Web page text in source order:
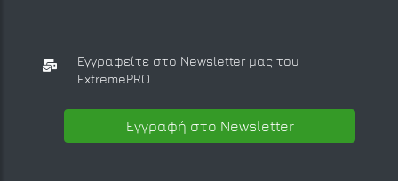
Εγγραφείτε στο Newsletter μας του
ExtremePRO.
Εγγραφή στο Newsletter